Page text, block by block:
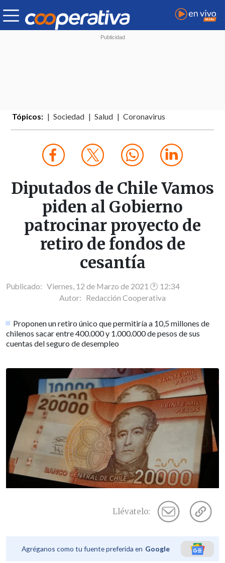
Tópicos: Sociedad Salud Coronavirus
Diputados de Chile Vamos
piden al Gobierno
patrocinar proyecto de
retiro de fondos de
cesantía
Publicado: Viernes, 12 de Marzo de 2021 🕐 12:34
Autor: Redacción Cooperativa
Proponen un retiro único que permitiría a 10,5 millones de
chilenos sacar entre 400.000 y 1.000.000 de pesos de sus
cuentas del seguro de desempleo
Llévatelo:
Agréganos como tu fuente preferida en Google